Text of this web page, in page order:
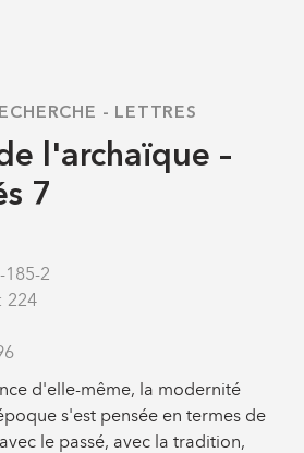
- LETTRES
l'archaïque –
7
185-2
224
d'elle-même, la modernité
s'est pensée en termes de
le passé, avec la tradition,